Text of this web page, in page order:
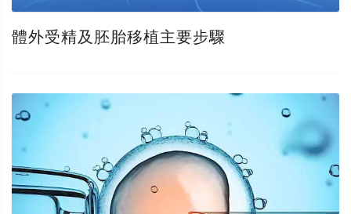
體外受精及胚胎移植主要步驟